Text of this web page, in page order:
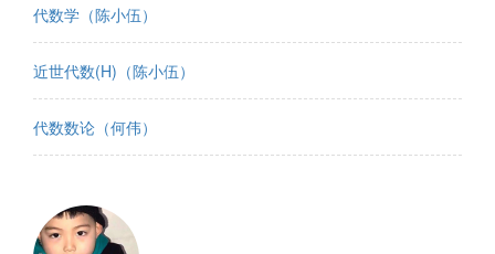
代数学（陈小伍）
近世代数(H)（陈小伍）
代数数论（何伟）